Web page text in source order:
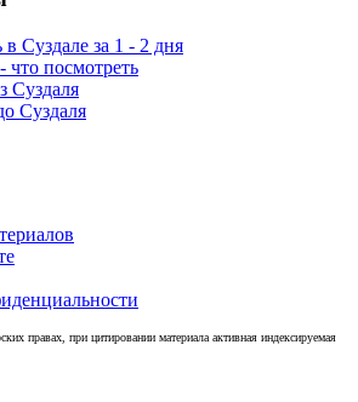
Суздале за 1 - 2 дня
что посмотреть
Суздаля
Суздаля
правах, при цитировании материала активная индексируемая